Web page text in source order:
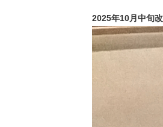
2025年10月中旬